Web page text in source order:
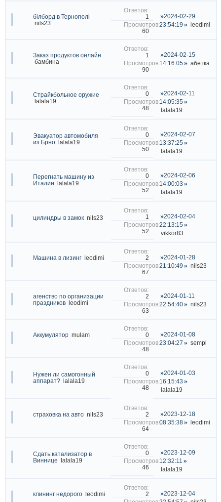
білборд в Тернополі
nils23
1
60
2024-02-29
23:54:19
leodimi
Заказ продуктов онлайн
бамбина
1
90
2024-02-15
14:16:05
абетка
Страйкбольное оружие
lalala19
0
48
2024-02-11
14:05:35
lalala19
Эвакуатор автомобиля
из Брно
lalala19
0
50
2024-02-07
13:37:25
lalala19
Перегнать машину из
Италии
lalala19
0
52
2024-02-06
14:00:03
lalala19
цилиндры в замок nils23 1
52
2024-02-04
22:13:15
vikkor83
Машина в лизинг leodimi 2
67
2024-01-28
21:10:49
nils23
агенство по организации
праздников
leodimi
2
63
2024-01-11
22:54:40
nils23
Аккумулятор mulam 0
48
2024-01-08
23:04:27
sempl
Нужен ли самогонный
аппарат?
lalala19
0
48
2024-01-03
16:15:43
lalala19
страховка на авто nils23 2
64
2023-12-18
08:35:38
leodimi
Сдать катализатор в
Виннице
lalala19
0
46
2023-12-09
12:32:11
lalala19
клининг недорого leodimi 2
2023-12-04